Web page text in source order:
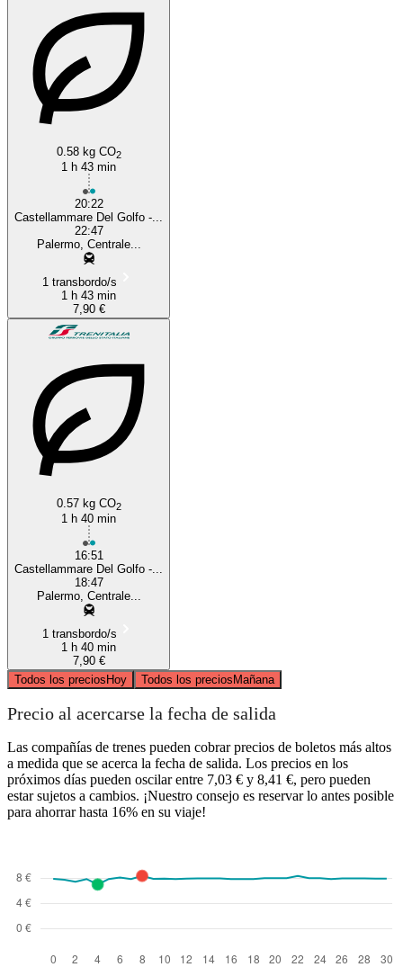
0.58 kg CO2
1 h 43 min
20:22
Castellammare Del Golfo -...
22:47
Palermo, Centrale...
1 transbordo/s
1 h 43 min
7,90 €
0.57 kg CO2
1 h 40 min
16:51
Castellammare Del Golfo -...
18:47
Palermo, Centrale...
1 transbordo/s
1 h 40 min
7,90 €
Todos los preciosHoy Todos los preciosMañana
Precio al acercarse la fecha de salida
Las compañías de trenes pueden cobrar precios de boletos más altos
a medida que se acerca la fecha de salida. Los precios en los
próximos días pueden oscilar entre 7,03 € y 8,41 €, pero pueden
estar sujetos a cambios. ¡Nuestro consejo es reservar lo antes posible
para ahorrar hasta 16% en su viaje!